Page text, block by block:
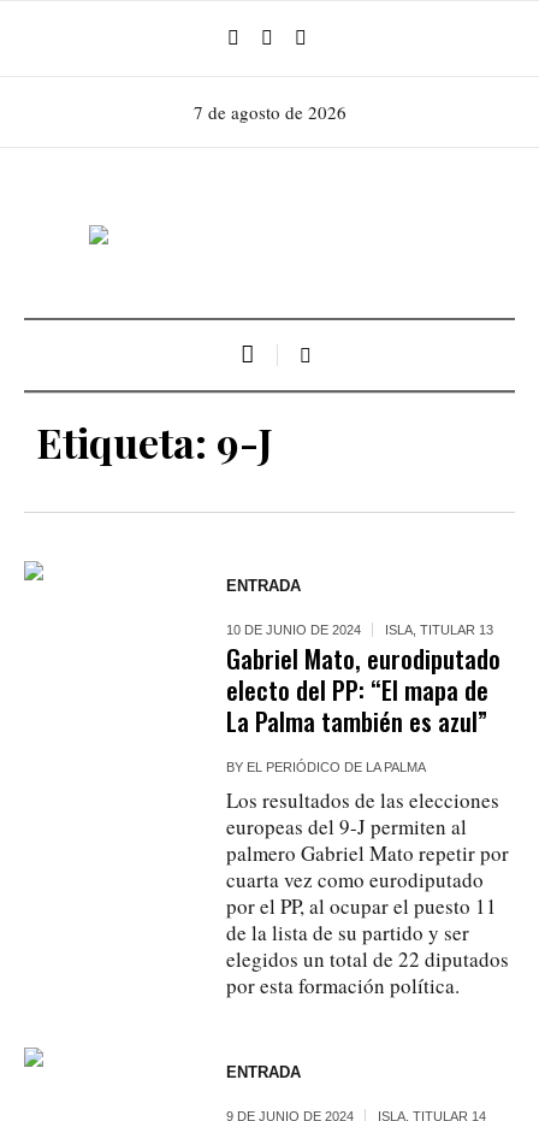
7 de agosto de 2026
Etiqueta: 9-J
ENTRADA
10 DE JUNIO DE 2024 ISLA ,TITULAR 13
Gabriel Mato, eurodiputado
electo del PP: “El mapa de
La Palma también es azul”
BY EL PERIÓDICO DE LA PALMA
Los resultados de las elecciones
europeas del 9-J permiten al
palmero Gabriel Mato repetir por
cuarta vez como eurodiputado
por el PP, al ocupar el puesto 11
de la lista de su partido y ser
elegidos un total de 22 diputados
por esta formación política.
ENTRADA
9 DE JUNIO DE 2024 ISLA ,TITULAR 14